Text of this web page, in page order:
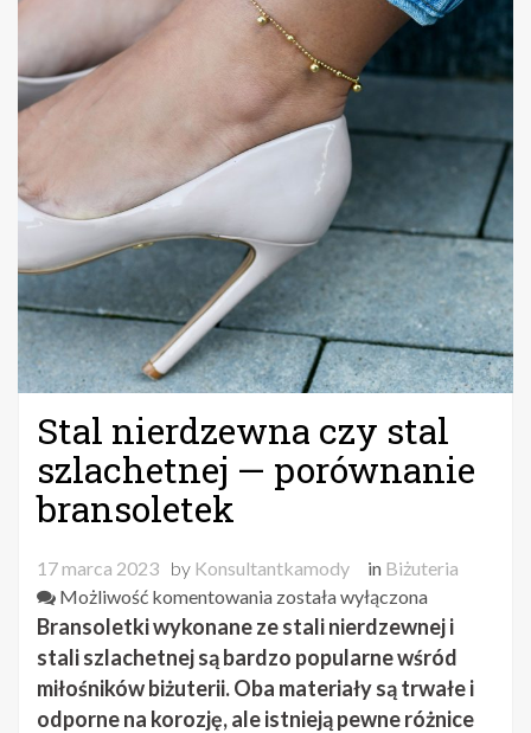
Stal nierdzewna czy stal
szlachetnej — porównanie
bransoletek
17 marca 2023 by Konsultantkamody in Biżuteria
Możliwość komentowania Stal
nierdzewna
czy
stal
szlachetnej
została wyłączona
Bransoletki wykonane ze stali nierdzewnej i
stali szlachetnej są bardzo popularne wśród
miłośników biżuterii. Oba materiały są trwałe i
odporne na korozję, ale istnieją pewne różnice